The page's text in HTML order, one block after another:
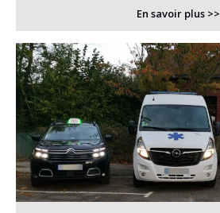
En savoir plus >>